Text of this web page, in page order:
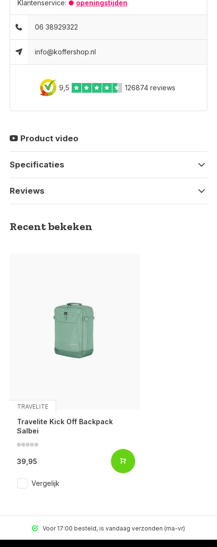
Klantenservice: openingstijden
06 38929322
info@koffershop.nl
9,5 126874 reviews
Product video
Specificaties
Reviews
Recent bekeken
TRAVELITE
Travelite Kick Off Backpack
Salbei
39,95
Vergelijk
Voor 17:00 besteld, is vandaag verzonden (ma-vr)